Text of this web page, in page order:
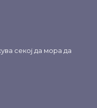
секој да мора да